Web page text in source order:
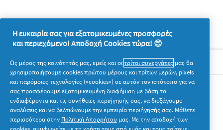
Σχετικά με την P&G
Νομικά
Ακολουθήστε μας
Η ευκαιρία σας για εξατομικευμένες προσφορές
και περιεχόμενο! Αποδοχή Cookies τώρα! 😊
Ως μέρος της κοινότητάς μας, εμείς και οιτρίτοι συνεργάτες μας θα
χρησιμοποιήσουμε cookies πρώτου μέρους και τρίτων μερών, pixels
και παρόμοιες τεχνολογίες («cookies») σε αυτόν τον ιστότοπο για να
σας προσφέρουμε εξατομικευμένη διαφήμιση με βάση τα
ενδιαφέροντα και τις συνήθειες περιήγησής σας, να διεξάγουμε
αναλύσεις και να βελτιώνουμε την εμπειρία περιήγησής σας. Μάθετε
περισσότερα στην Πολιτική Απορρήτου μας. Με την αποδοχή των